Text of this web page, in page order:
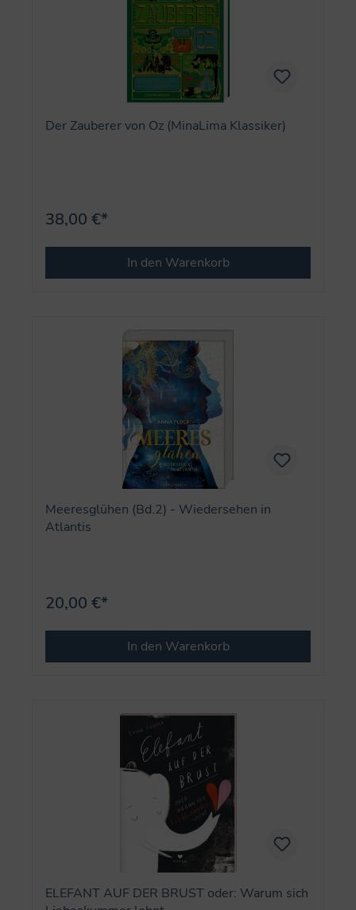
Der Zauberer von Oz (MinaLima Klassiker)
38,00 €*
In den Warenkorb
Meeresglühen (Bd.2) - Wiedersehen in
Atlantis
20,00 €*
In den Warenkorb
ELEFANT AUF DER BRUST oder: Warum sich